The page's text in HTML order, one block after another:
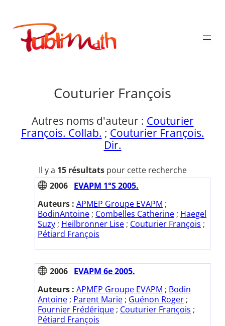
contenu
Publimath
Couturier François
Autres noms d'auteur : Couturier
François. Collab. ; Couturier François.
Dir.
Il y a 15 résultatspour cette recherche
2006 EVAPM 1°S 2005.
Auteurs : APMEP Groupe EVAPM ;
BodinAntoine ; Combelles Catherine ; Haegel
Suzy ; Heilbronner Lise ; Couturier François ;
Pétiard François
2006 EVAPM 6e 2005.
Auteurs : APMEP Groupe EVAPM ; Bodin
Antoine ; Parent Marie ; Guénon Roger ;
Fournier Frédérique ; Couturier François ;
Pétiard François